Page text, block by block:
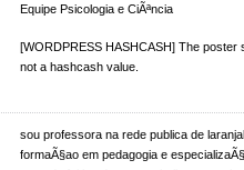
Equipe Psicologia e CiÃªncia
[WORDPRESS HASHCASH] The poster
not a hashcash value.
sou professora na rede publica de
formaÃ§ao em pedagogia e